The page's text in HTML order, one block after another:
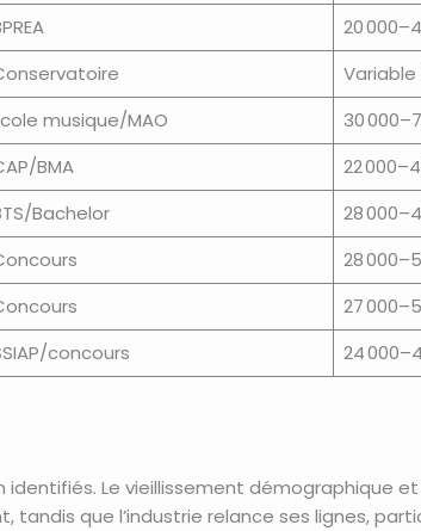
20
musique/MAO
30
BMA
22
Bachelor
28
28
27
concours 24
Le vieillissement démographique
tandis que l’industrie relance ses lignes,